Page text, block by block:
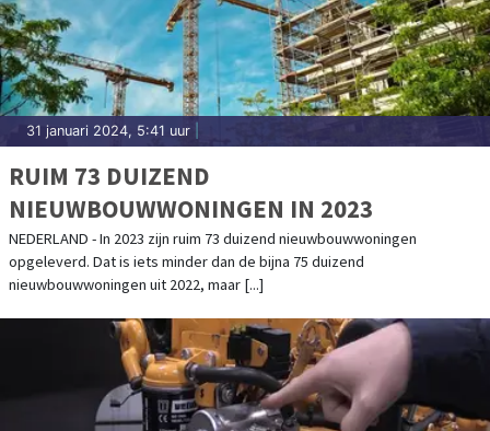
31 januari 2024, 5:41 uur
RUIM 73 DUIZEND
NIEUWBOUWWONINGEN IN 2023
NEDERLAND - In 2023 zijn ruim 73 duizend nieuwbouwwoningen
opgeleverd. Dat is iets minder dan de bijna 75 duizend
nieuwbouwwoningen uit 2022, maar [...]